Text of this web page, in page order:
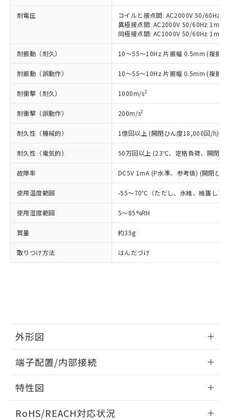
耐電圧
コイルと接点間: AC2000V 50/60Hz
異極接点間: AC2000V 50/60Hz 1min
同極接点間: AC1000V 50/60Hz 1min
耐振動（耐久） 10～55～10Hz 片振幅 0.5mm (複振
耐振動（誤動作） 10～55～10Hz 片振幅 0.5mm (複振
耐衝撃（耐久） 1000m/s2
耐衝撃（誤動作） 200m/s2
耐久性（機械的） 1億回以上 (開閉ひん度18,000回/h)
耐久性（電気的） 50万回以上 (23℃、定格負荷、開閉
故障率 DC5V 1mA (P水準、参考値) (開閉ひ
使用温度範囲 -55～70℃（ただし、氷結、結露しな
使用湿度範囲 5～85%RH
質量 約35g
取りつけ方法 はんだづけ
外形図
取りつけ穴加工図
端子配置/内部接続
端子配置/内部接続
特性図
RoHS/REACH対応状況
タに基づき作成されるものであり、閲
覧された時点での実際の在庫および標
準価格とは異なる場合があることをご
正式な納期状況および標準価格はお客
様のお取引先、またはお客様担当のオ
ムロン制御機器販売店・当社販売員に
ご相談ください。
オムロン制御機器販売店や当社販売拠
点は「
販売ネットワーク
ください。
在庫状況および標準価格結果を当社の
事前の承諾なく第三者に漏洩または開
示しないようお願いします。
マイパーツ機能（部品リスト作成サー
ビス）をご利用いただくには、I-Web
メンバーズにご登録されている必要が
お客様が当ウェブサイト上で当社にご
登録された部品リストについて、当社
および当社の共同利用者が、当社の製
品・サービスに関するお客様との取
引・商談に必要な範囲で利用すること
をご了承ください。
*EU RoHS指令（10物質）：
鉛(Pb) 1000ppm以下、 水銀(Hg) 1000ppm以下、 カド
六価クロム(Cr(Ⅵ)) 1000ppm以下、ポリ臭化ビフェニル
類(PBB) 1000ppm以下、ポリ臭化ジフェニルエーテル類
(PBDE) 1000ppm以下、フタル酸ビス(2-エチルヘキシ
ル) (DEHP)(別名：DOP) 1000ppm以下、フタル酸ブチ
(DIBP) 1000ppm以下
但し、RoHS指令で産業用監視および制御機器に対する
適用除外項目は除く。
フタル酸エステル類の４物質については閾値を超える意
図的な使用がないことを確認しています。
※2 対応予定月
部品在庫の切り替え状況などにより、予定
※3 非含有証明書ダウンロード
下記の非含有証明書をダウンロードするこ
EU RoHS指令（10物質）の非含有証明書
荷製品に未対応品が混在することから備考
欄に対応日を記載しておりました。
既に当社にて対応品への在庫切替を完了
していることから、特段のことがない限
り、2022年1月12日より割愛しておりま
す。
*中国RoHS10物質の基準値 (GB/T26572)：
Pb(鉛) :1000ppm、 Hg(水銀) : 1000ppm、 Cd(カドミウ
Cr(Ⅵ)(六価クロム) : 1000ppm、 PBBs(ポリ臭化ビフェ
ニル類) : 1000ppm、 PBDEs(ポリ臭化ジフェニルエーテ
ル類) : 1000ppm、
DBP(フタル酸ジブチル) : 1000ppm、 DIBP(フタル酸ジ
イソブチル) : 1000ppm、 BBP(フタル酸ブチルベンジ
ル) : 1000ppm、
DEHP(フタル酸ビス(2-エチルヘキシル)) : 1000ppm
※2 環境保護使用期限
「ｅ」：有害物質（10物質）のすべてが基
準値以下であることを示します。
「10」：通常の使用状況下において有害物
質が外部に漏えいし、環境に深刻な影響を
及ぼさない年数を意味します。
「－」：未確認です。当社販売部門へお問
または国外への提供する場合は、日本
国政府の輸出許可(または役務取引許
可)を取得するなどの必要な手続きを
当社は規制貨物を破棄する場合は、完
全に破砕するなど、違法に輸出されな
いよう必要な手段を講じます。
当社は貴社製品を、核兵器、ミサイ
ル、化学兵器、生物兵器またはその他
武器並びにこれらの製造装置等に一切
使用いたしません。
当社は、貴社製品を第三者に販売する
場合は、上記1、2および3の内容を当
該第三者に通知します。また当社は、
販売先および販売に係わる関係者が違
法に輸出するおそれがある場合は、取
り引きをいたしません。
キャンセル
一定数以上の在庫あり
△ 一定数には満たないが在庫あり
－
在庫なし(最新の在庫状況につ
いては、お客様のお取引先、ま
たはお客様担当のオムロン制御
機器販売店・当社販売員にご確
受注生産機種、また在庫状況の
情報を公開していない機種